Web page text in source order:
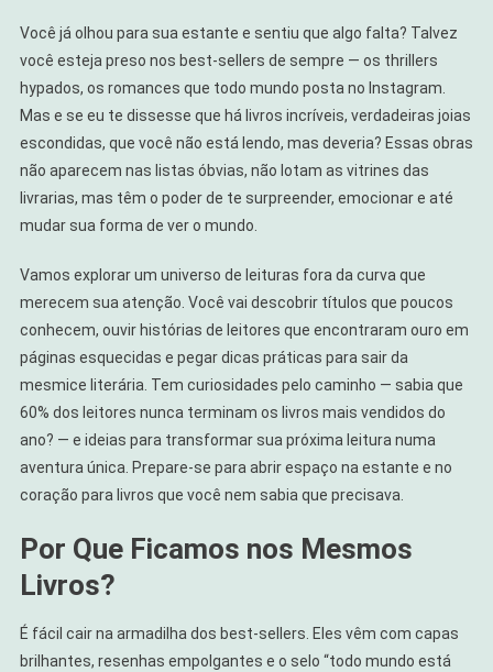
Você
Não
Está
Lendo,
Mas
Deveria
Você já olhou para sua estante e sentiu que algo falta? Talvez
você esteja preso nos best-sellers de sempre — os thrillers
hypados, os romances que todo mundo posta no Instagram.
Mas e se eu te dissesse que há livros incríveis, verdadeiras joias
escondidas, que você não está lendo, mas deveria? Essas obras
não aparecem nas listas óbvias, não lotam as vitrines das
livrarias, mas têm o poder de te surpreender, emocionar e até
mudar sua forma de ver o mundo.
Vamos explorar um universo de leituras fora da curva que
merecem sua atenção. Você vai descobrir títulos que poucos
conhecem, ouvir histórias de leitores que encontraram ouro em
páginas esquecidas e pegar dicas práticas para sair da
mesmice literária. Tem curiosidades pelo caminho — sabia que
60% dos leitores nunca terminam os livros mais vendidos do
ano? — e ideias para transformar sua próxima leitura numa
aventura única. Prepare-se para abrir espaço na estante e no
coração para livros que você nem sabia que precisava.
Por Que Ficamos nos Mesmos
Livros?
É fácil cair na armadilha dos best-sellers. Eles vêm com capas
brilhantes, resenhas empolgantes e o selo “todo mundo está